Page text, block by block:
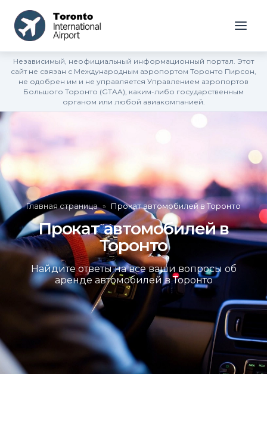
Независимый, неофициальный информационный портал. Этот
сайт не связан с Международным аэропортом Торонто Пирсон,
не одобрен им и не управляется Управлением аэропортов
Большого Торонто (GTAA), каким-либо государственным
органом или любой авиакомпанией.
Главная страница » Прокат автомобилей в Торонто
Прокат автомобилей в
Торонто
Найдите ответы на все ваши вопросы об
аренде автомобилей в Торонто